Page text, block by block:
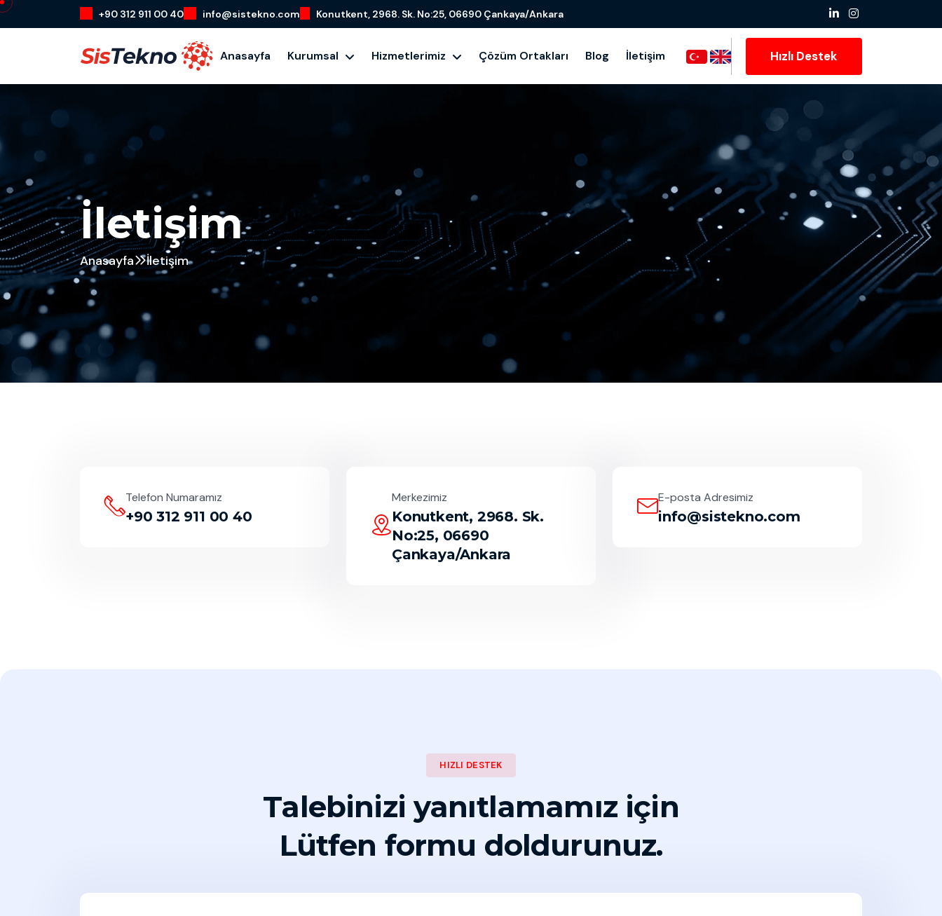
+90 312 911 00 40 info@sistekno.com Konutkent, 2968. Sk. No:25, 06690 Çankaya/Ankara
Anasayfa Kurumsal Hizmetlerimiz Çözüm Ortakları Blog İletişim Hızlı Destek
İletişim
Anasayfa İletişim
Telefon Numaramız
+90 312 911 00 40
Merkezimiz
Konutkent, 2968. Sk.
No:25, 06690
Çankaya/Ankara
E-posta Adresimiz
info@sistekno.com
HIZLI DESTEK
Talebinizi yanıtlamamız için
Lütfen formu doldurunuz.